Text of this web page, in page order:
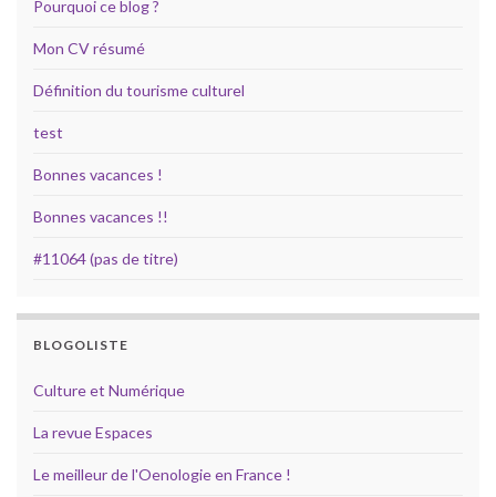
Pourquoi ce blog ?
Mon CV résumé
Définition du tourisme culturel
test
Bonnes vacances !
Bonnes vacances !!
#11064 (pas de titre)
BLOGOLISTE
Culture et Numérique
La revue Espaces
Le meilleur de l'Oenologie en France !